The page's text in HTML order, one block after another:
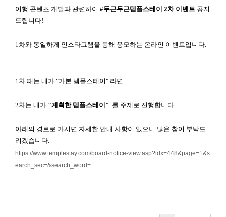
여행 콘텐츠 개발과 관련하여 #두근두근템플스테이 2차 이벤트 공지
드립니다!
1차와 동일하게 인스타그램을 통해 응모하는 온라인 이벤트입니다.
1차 때는 내가 "가본 템플스테이" 라면
2차는 내가 "계획한 템플스테이" 를 주제로 진행합니다.
아래의 경로로 가시면 자세한 안내 사항이 있으니 많은 참여 부탁드
리겠습니다.
https://www.templestay.com/board-notice-view.asp?idx=448&page=1&s
earch_sec=&search_word=